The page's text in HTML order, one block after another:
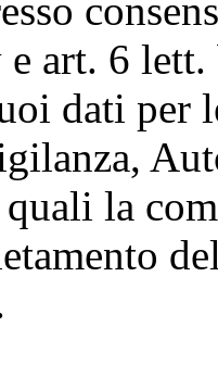
art. 6
dati per
la